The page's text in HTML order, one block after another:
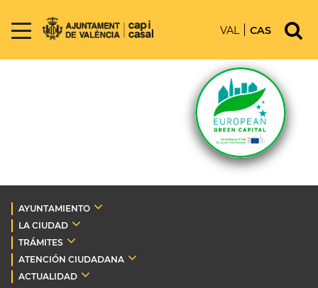
VAL CAS
AYUNTAMIENTO
LA CIUDAD
TRÁMITES
ATENCIÓN CIUDADANA
ACTUALIDAD